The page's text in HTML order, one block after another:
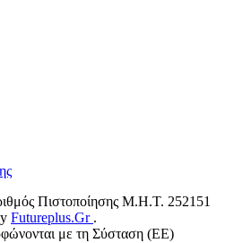
Πιστοποίησης Μ.Η.Τ. 252151
Futureplus.Gr .
με τη Σύσταση (ΕΕ)